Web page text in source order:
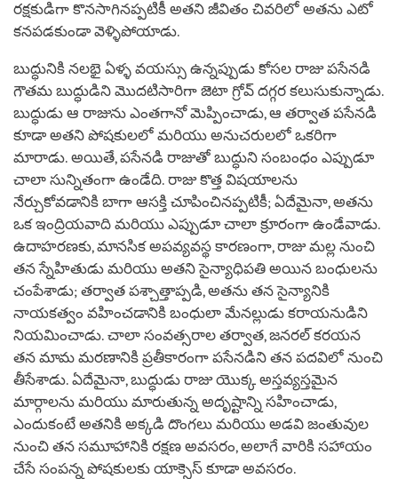
రక్షకుడిగా కొనసాగినప్పటికీ అతని జీవితం చివరిలో అతను ఎటో
కనపడకుండా వెళ్ళిపోయాడు.
బుద్ధునికి నలభై ఏళ్ళ వయస్సు ఉన్నప్పుడు కోసల రాజు పసేనడి
గౌతమ బుద్ధుడిని మొదటిసారిగా జెటా గ్రోవ్ దగ్గర కలుసుకున్నాడు.
బుద్ధుడు ఆ రాజును ఎంతగానో మెప్పించాడు, ఆ తర్వాత పసేనడి
కూడా అతని పోషకులలో మరియు అనుచరులలో ఒకరిగా
మారాడు. అయితే, పసేనడి రాజుతో బుద్ధుని సంబంధం ఎప్పుడూ
చాలా సున్నితంగా ఉండేది. రాజు కొత్త విషయాలను
నేర్చుకోవడానికి బాగా ఆసక్తి చూపించినప్పటికీ; ఏదేమైనా, అతను
ఒక ఇంద్రియవాది మరియు ఎప్పుడూ చాలా క్రూరంగా ఉండేవాడు.
ఉదాహరణకు, మానసిక అపవ్యవస్థ కారణంగా, రాజు మల్ల నుంచి
తన స్నేహితుడు మరియు అతని సైన్యాధిపతి అయిన బంధులను
చంపేశాడు; తర్వాత పశ్చాత్తాప్పడి, అతను తన సైన్యానికి
నాయకత్వం వహించడానికి బంధులా మేనల్లుడు కరాయనుడిని
నియమించాడు. చాలా సంవత్సరాల తర్వాత, జనరల్ కరయన
తన మామ మరణానికి ప్రతీకారంగా పసేనడిని తన పదవిలో నుంచి
తీసేశాడు. ఏదేమైనా, బుద్ధుడు రాజు యొక్క అస్తవ్యస్తమైన
మార్గాలను మరియు మారుతున్న అదృష్టాన్ని సహించాడు,
ఎందుకంటే అతనికి అక్కడి దొంగలు మరియు అడవి జంతువుల
నుంచి తన సమూహానికి రక్షణ అవసరం, అలాగే వారికి సహాయం
చేసే సంపన్న పోషకులకు యాక్సెస్ కూడా అవసరం.